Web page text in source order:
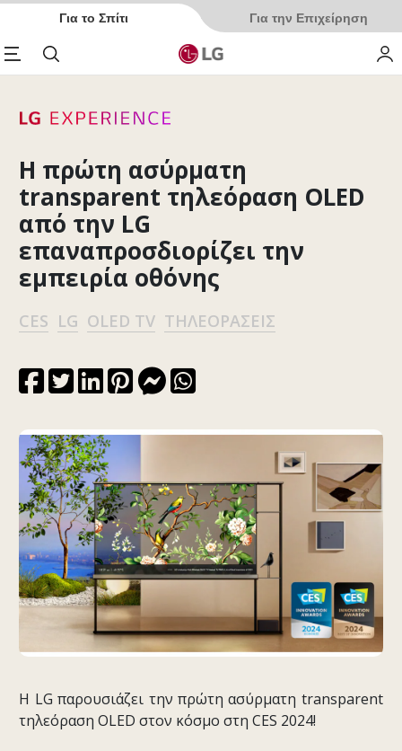
Για το Σπίτι Για την Επιχείρηση
Αναζήτηση My
Η πρώτη ασύρματη
transparent τηλεόραση OLED
από την LG
επαναπροσδιορίζει την
εμπειρία οθόνης
CES LG OLED TV ΤΗΛΕΟΡΆΣΕΙΣ
Η LG παρουσιάζει την πρώτη ασύρματη transparent
τηλεόραση OLED στον κόσμο στη CES 2024!